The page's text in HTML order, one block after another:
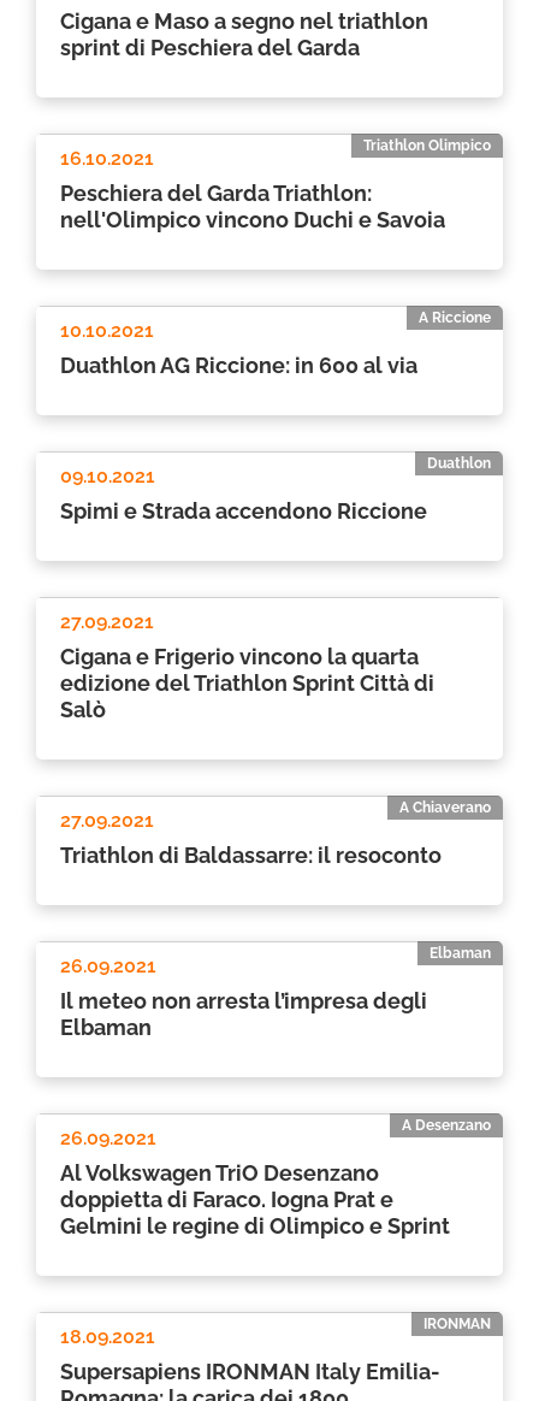
Cigana e Maso a segno nel triathlon
sprint di Peschiera del Garda
Triathlon Olimpico
16.10.2021
Peschiera del Garda Triathlon:
nell'Olimpico vincono Duchi e Savoia
A Riccione
10.10.2021
Duathlon AG Riccione: in 600 al via
Duathlon
09.10.2021
Spimi e Strada accendono Riccione
27.09.2021
Cigana e Frigerio vincono la quarta
edizione del Triathlon Sprint Città di
Salò
A Chiaverano
27.09.2021
Triathlon di Baldassarre: il resoconto
Elbaman
26.09.2021
Il meteo non arresta l’impresa degli
Elbaman
A Desenzano
26.09.2021
Al Volkswagen TriO Desenzano
doppietta di Faraco. Iogna Prat e
Gelmini le regine di Olimpico e Sprint
IRONMAN
18.09.2021
Supersapiens IRONMAN Italy Emilia-